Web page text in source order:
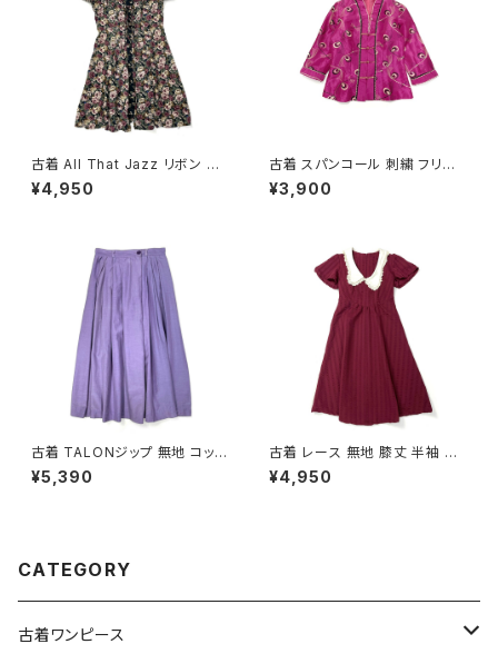
古着 All That Jazz リボン 花
柄 ミニ丈 半袖 ワンピース 黒
(oa2607076)
¥4,950
古着 スパンコール 刺繍 フリル
前開き 総柄 長袖 ブラウス ピン
ク (ttu2501145)
¥3,900
古着 TALONジップ 無地 コット
ン 膝丈 スカート 紫 (ba26070
02)
¥5,390
古着 レース 無地 膝丈 半袖 ワ
ンピース 赤 ボルドー (oa2607
080)
¥4,950
CATEGORY
古着ワンピース